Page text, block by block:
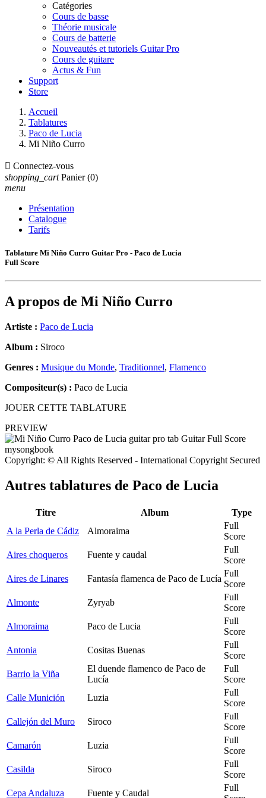
Catégories
Cours de basse
Théorie musicale
Cours de batterie
Nouveautés et tutoriels Guitar Pro
Cours de guitare
Actus & Fun
Support
Store
Accueil
Tablatures
Paco de Lucia
Mi Niño Curro
 Connectez-vous
shopping_cart Panier (0)
menu
Présentation
Catalogue
Tarifs
Tablature Mi Niño Curro Guitar Pro - Paco de Lucia
Full Score
A propos de Mi Niño Curro
Artiste : Paco de Lucia
Album : Siroco
Genres : Musique du Monde, Traditionnel, Flamenco
Compositeur(s) : Paco de Lucia
JOUER CETTE TABLATURE
PREVIEW
Copyright: © All Rights Reserved - International Copyright Secured
Autres tablatures de Paco de Lucia
Titre Album
Type
A la Perla de Cádiz
Almoraima
Full
Score
Aires choqueros
Fuente y caudal
Full
Score
Aires de Linares
Fantasía flamenca de Paco de Lucía
Full
Score
Almonte
Zyryab
Full
Score
Almoraima
Paco de Lucia
Full
Score
Antonia
Cositas Buenas
Full
Score
Barrio la Viña
El duende flamenco de Paco de
Lucía
Full
Score
Calle Munición
Luzia
Full
Score
Callejón del Muro
Siroco
Full
Score
Camarón
Luzia
Full
Score
Casilda
Siroco
Full
Score
Cepa Andaluza
Fuente y Caudal
Full